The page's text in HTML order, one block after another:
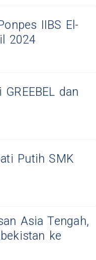
IIBS El-
2024
dan
Putih SMK
Asia Tengah,
ke